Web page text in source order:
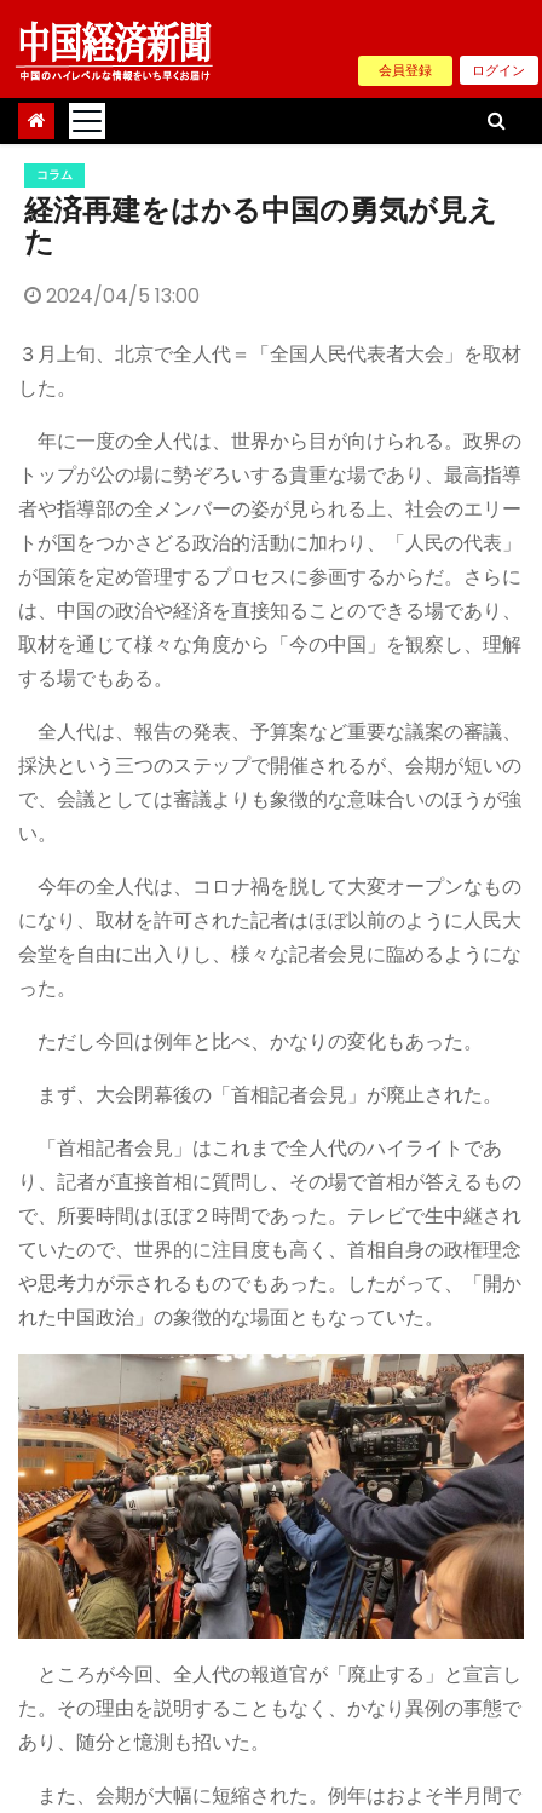
Skip
content
会員登録 ログイン
コラム
経済再建をはかる中国の勇気が見え
た
2024/04/5 13:00
３月上旬、北京で全人代＝「全国人民代表者大会」を取材
した。
年に一度の全人代は、世界から目が向けられる。政界の
トップが公の場に勢ぞろいする貴重な場であり、最高指導
者や指導部の全メンバーの姿が見られる上、社会のエリー
トが国をつかさどる政治的活動に加わり、「人民の代表」
が国策を定め管理するプロセスに参画するからだ。さらに
は、中国の政治や経済を直接知ることのできる場であり、
取材を通じて様々な角度から「今の中国」を観察し、理解
する場でもある。
全人代は、報告の発表、予算案など重要な議案の審議、
採決という三つのステップで開催されるが、会期が短いの
で、会議としては審議よりも象徴的な意味合いのほうが強
い。
今年の全人代は、コロナ禍を脱して大変オープンなもの
になり、取材を許可された記者はほぼ以前のように人民大
会堂を自由に出入りし、様々な記者会見に臨めるようにな
った。
ただし今回は例年と比べ、かなりの変化もあった。
まず、大会閉幕後の「首相記者会見」が廃止された。
「首相記者会見」はこれまで全人代のハイライトであ
り、記者が直接首相に質問し、その場で首相が答えるもの
で、所要時間はほぼ２時間であった。テレビで生中継され
ていたので、世界的に注目度も高く、首相自身の政権理念
や思考力が示されるものでもあった。したがって、「開か
れた中国政治」の象徴的な場面ともなっていた。
ところが今回、全人代の報道官が「廃止する」と宣言し
た。その理由を説明することもなく、かなり異例の事態で
あり、随分と憶測も招いた。
また、会期が大幅に短縮された。例年はおよそ半月間で